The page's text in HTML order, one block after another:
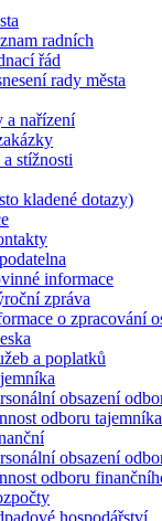
radních
řád
rady města
a nařízení
stížnosti
kladené dotazy)
informace
zpráva
o zpracování
a poplatků
obsazení
odboru tajemníka
obsazení
odboru
hospodářství